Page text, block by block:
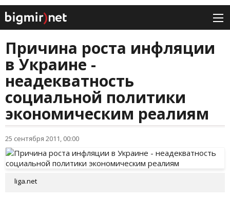
Причина роста инфляции
в Украине -
неадекватность
социальной политики
экономическим реалиям
25 сентября 2011, 00:00
liga.net